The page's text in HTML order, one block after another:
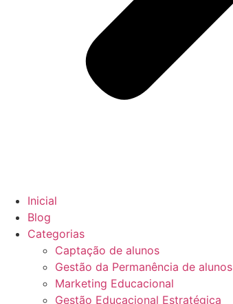
Inicial
Blog
Categorias
Captação de alunos
Gestão da Permanência de alunos
Marketing Educacional
Gestão Educacional Estratégica